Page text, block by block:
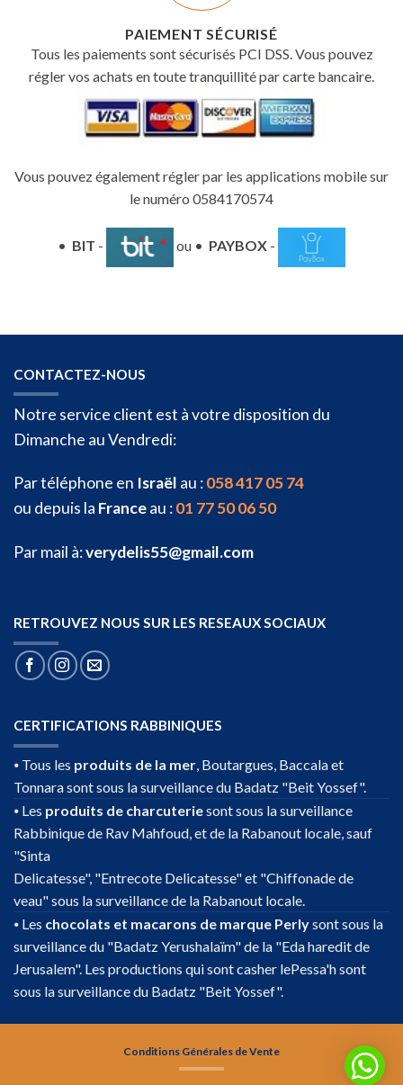
PAIEMENT SÉCURISÉ
Tous les paiements sont sécurisés PCI DSS. Vous pouvez
régler vos achats en toute tranquillité par carte bancaire.
Vous pouvez également régler par les applications mobile sur
le numéro 0584170574
• BIT - ou • PAYBOX -
CONTACTEZ-NOUS
Notre service client est à votre disposition du
Dimanche au Vendredi:
Par téléphone en Israël au :058 417 05 74
ou depuis la Franceau :01 77 50 06 50
Par mail à:verydelis55@gmail.com
RETROUVEZ NOUS SUR LES RESEAUX SOCIAUX
CERTIFICATIONS RABBINIQUES
⦁ Tous les produits de la mer, Boutargues, Baccala et
Tonnara sont sous la surveillance du Badatz "Beit Yossef".
⦁ Les produits de charcuteriesont sous la surveillance
Rabbinique de Rav Mahfoud, et de la Rabanout locale, sauf
"Sinta
Delicatesse", "Entrecote Delicatesse" et "Chiffonade de
veau" sous la surveillance de la Rabanout locale.
⦁ Les chocolats et macarons de marque Perlysont sous la
surveillance du "Badatz Yerushalaïm" de la "Eda haredit de
Jerusalem". Les productions qui sont casher lePessa'h sont
sous la surveillance du Badatz "Beit Yossef".
Conditions Générales de Vente